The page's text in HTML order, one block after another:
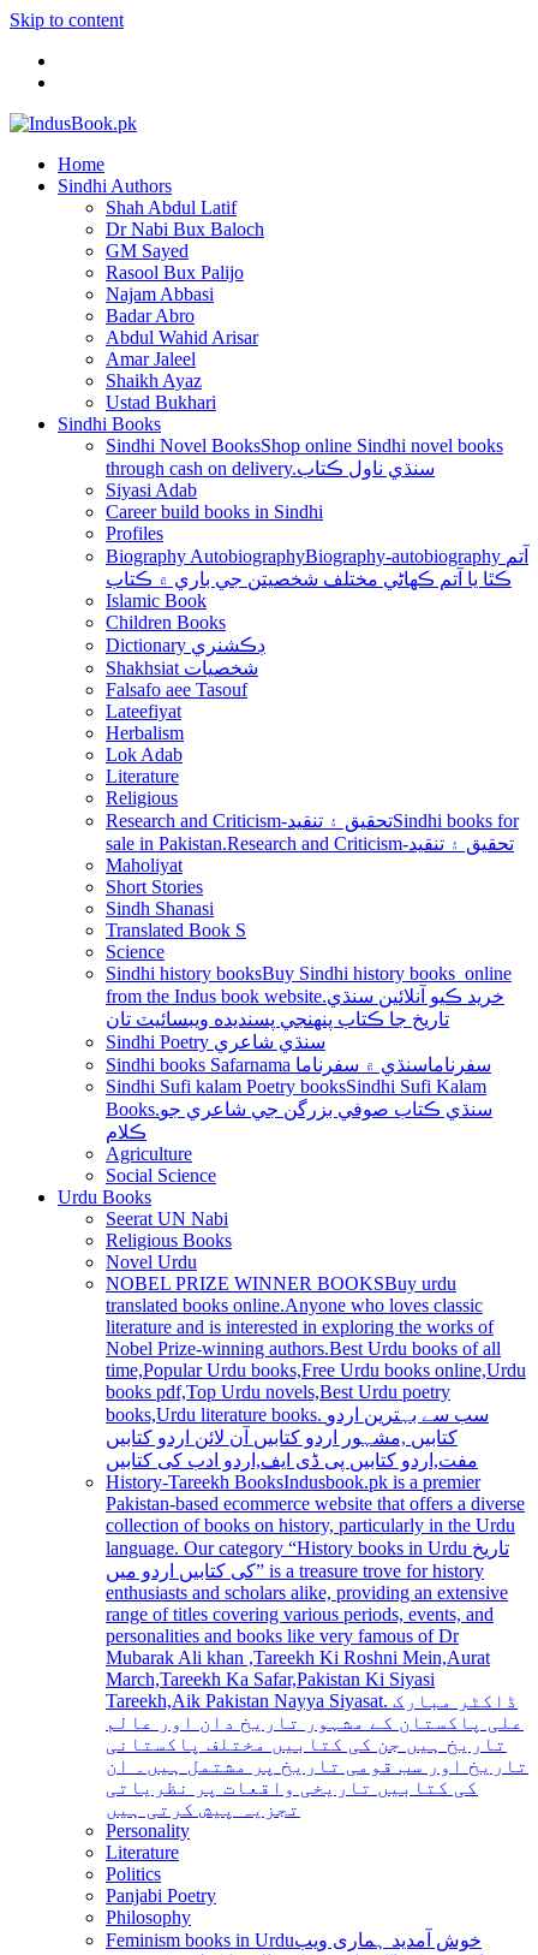
Skip to content
Home
Sindhi Authors
Shah Abdul Latif
Dr Nabi Bux Baloch
GM Sayed
Rasool Bux Palijo
Najam Abbasi
Badar Abro
Abdul Wahid Arisar
Amar Jaleel
Shaikh Ayaz
Ustad Bukhari
Sindhi Books
Sindhi Novel BooksShop online Sindhi novel books
through cash on delivery.سنڌي ناول ڪتاب
Siyasi Adab
Career build books in Sindhi
Profiles
Biography AutobiographyBiography-autobiography آتم
ڪٿا يا آتم ڪھاڻي مختلف شخصيتن جي باري ۾ ڪتاب
Islamic Book
Children Books
Dictionary ڊڪشنري
Shakhsiat شخصيات
Falsafo aee Tasouf
Lateefiyat
Herbalism
Lok Adab
Literature
Religious
Research and Criticism-تحقيق ۽ تنقيدSindhi books for
sale in Pakistan.Research and Criticism-تحقيق ۽ تنقيد
Maholiyat
Short Stories
Sindh Shanasi
Translated Book S
Science
Sindhi history booksBuy Sindhi history books online
from the Indus book website.خريد ڪيو آنلائين سنڌي
تاريخ جا ڪتاب پنھنجي پسنديده ويبسائيٽ تان
Sindhi Poetry سنڌي شاعري
Sindhi books Safarnama سفرناماسنڌي ۾ سفرناما
Sindhi Sufi kalam Poetry booksSindhi Sufi Kalam
Books.سنڌي ڪتاب صوفي بزرگن جي شاعري جو
ڪلام
Agriculture
Social Science
Urdu Books
Seerat UN Nabi
Religious Books
Novel Urdu
NOBEL PRIZE WINNER BOOKSBuy urdu
translated books online.Anyone who loves classic
literature and is interested in exploring the works of
Nobel Prize-winning authors.Best Urdu books of all
time,Popular Urdu books,Free Urdu books online,Urdu
books pdf,Top Urdu novels,Best Urdu poetry
books,Urdu literature books. سب سے بہترین اردو
کتابیں ,مشہور اردو کتابیں آن لائن اردو کتابیں
مفت,اردو کتابیں پی ڈی ایف,اردو ادب کی کتابیں
History-Tareekh BooksIndusbook.pk is a premier
Pakistan-based ecommerce website that offers a diverse
collection of books on history, particularly in the Urdu
language. Our category “History books in Urdu تاریخ
کی کتابیں اردو میں” is a treasure trove for history
enthusiasts and scholars alike, providing an extensive
range of titles covering various periods, events, and
personalities and books like very famous of Dr
Mubarak Ali khan ,Tareekh Ki Roshni Mein,Aurat
March,Tareekh Ka Safar,Pakistan Ki Siyasi
Tareekh,Aik Pakistan Nayya Siyasat. ڈاکٹر مبارک
علی پاکستان کے مشہور تاریخ دان اور عالم
تاریخ ہیں جن کی کتابیں مختلف پاکستانی
تاریخ اور سب قومی تاریخ پر مشتمل ہیں۔ ان
کی کتابیں تاریخی واقعات پر نظریاتی
تجزیہ پیش کرتی ہیں
Personality
Literature
Politics
Panjabi Poetry
Philosophy
Feminism books in Urduخوش آمدید ہماری ویب